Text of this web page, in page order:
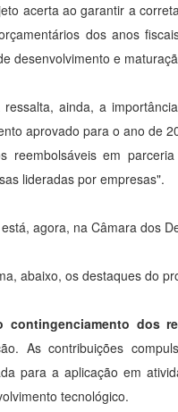
acerta ao garantir a
dos anos
desenvolvimento e
ressalta, ainda, a
aprovado para o ano de
reembolsáveis em
lideradas por empresas".
agora, na Câmara dos
abaixo, os destaques do
contingenciamento dos
As contribuições
para a aplicação em
tecnológico.